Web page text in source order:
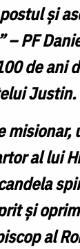
și
– PF
de ani
Justin.
misionar,
al lui
şi
al